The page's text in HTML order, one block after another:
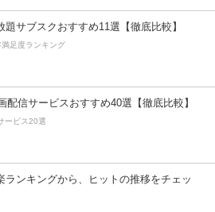
題サブスクおすすめ11選【徹底比較】
足度ランキング
配信サービスおすすめ40選【徹底比較】
ービス20選
ランキングから、ヒットの推移をチェッ